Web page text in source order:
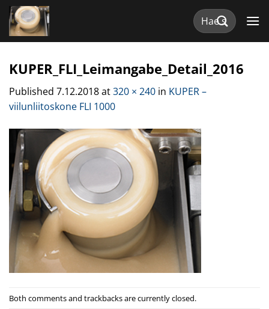
Skip
content
Etsi:
KUPER_FLI_Leimangabe_Detail_2016
Published 7.12.2018at320 × 240 in KUPER –
viilunliitoskone FLI 1000
Both comments and trackbacks are currently closed.